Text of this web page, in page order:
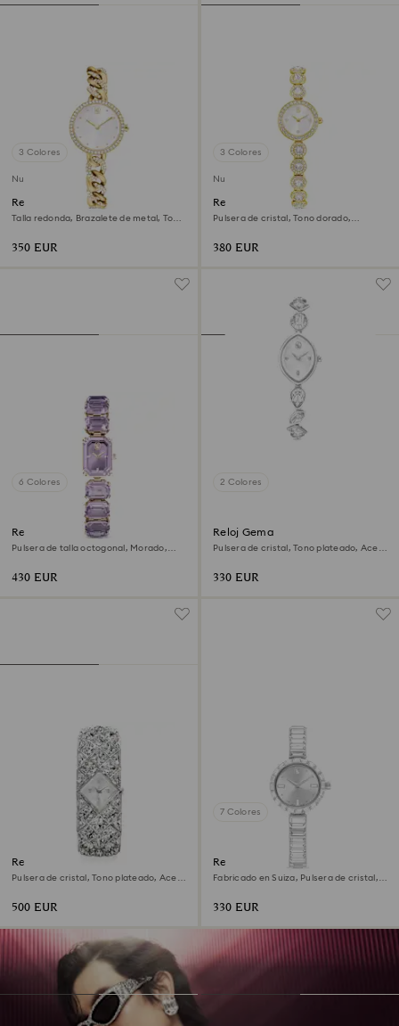
3 Colores
Nuevo
Reloj Cocktail round
Talla redonda, Brazalete de metal, Tono
350 EUR
3 Colores
Nuevo
Reloj Una Angelic
Pulsera de cristal, Tono dorado,
380 EUR
6 Colores
Reloj
Pulsera de talla octogonal, Morado,
430 EUR
2 Colores
Reloj Gema
Pulsera de cristal, Tono plateado, Acero
330 EUR
Reloj Curiosa bangle
Pulsera de cristal, Tono plateado, Acero
500 EUR
7 Colores
Reloj Matrix bangle
Fabricado en Suiza, Pulsera de cristal,
330 EUR